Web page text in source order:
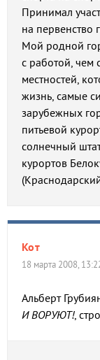
Принимал
на первенство
Мой родной
с работой, чем
местностей,
жизнь, самые
зарубежных
питьевой
солнечный
курортов
Кот
18 марта 2008,
Альберт
И ВОРУЮТ!,